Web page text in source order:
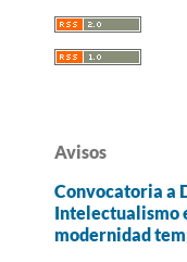
Avisos
Convocatoria a
Intelectualismo
modernidad